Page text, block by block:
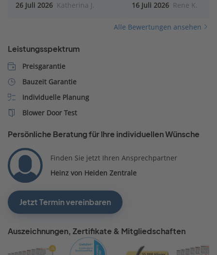
26 Juli 2026 Katherina J. 16 Juli 2026 Rene K.
Alle Bewertungen ansehen
Leistungsspektrum
Preisgarantie
Bauzeit Garantie
Individuelle Planung
Blower Door Test
Persönliche Beratung für Ihre individuellen Wünsche
Finden Sie jetzt Ihren Ansprechpartner
Heinz von Heiden Zentrale
Jetzt Termin vereinbaren
Auszeichnungen, Zertifikate & Mitgliedschaften